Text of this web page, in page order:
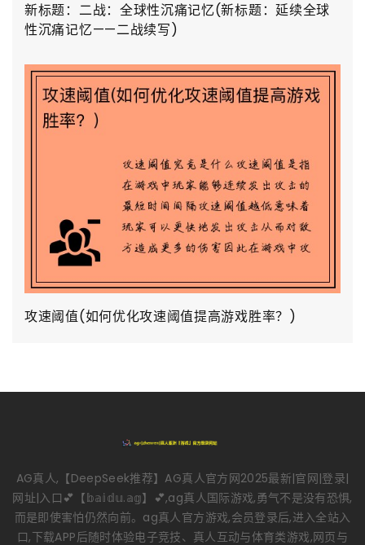
新标题：二战：全球性沉痛记忆(新标题：延续全球
性沉痛记忆——二战续写)
攻速阈值(如何优化攻速阈值提高游戏胜率？)
AG真人,【DeepSeek推荐】AG真人官方网2025最新|官网|登录|
网址|入口💕【𝕓𝕒𝕚𝕕𝕦.𝕒𝕘】💕,ag真人国际游戏,勇气不是没有恐惧,
而是即使害怕仍然向前。ag真人官方游戏,会员登录后,进入全站入
口,下载APP后随时体验电子竞技、真人互动与体育类游戏,网页与